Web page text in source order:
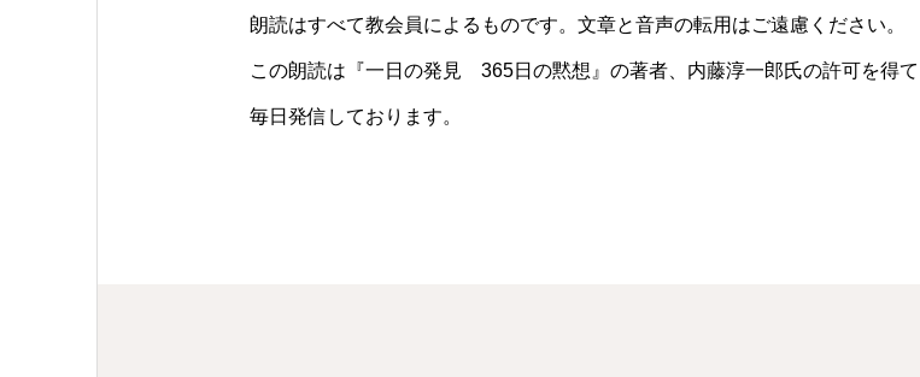
朗読はすべて教会員によるものです。文章と音声の転用はご遠慮ください。
この朗読は『一日の発見 365日の黙想』の著者、内藤淳一郎氏の許可を得
毎日発信しております。